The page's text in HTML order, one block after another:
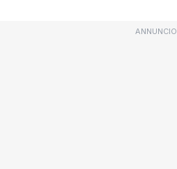
ANNUNCIO